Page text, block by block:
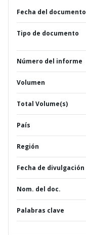
Fecha del documento
Tipo de documento
Número del informe
Volumen
Total Volume(s)
País
Región
Fecha de divulgación
Nom. del doc.
Palabras clave